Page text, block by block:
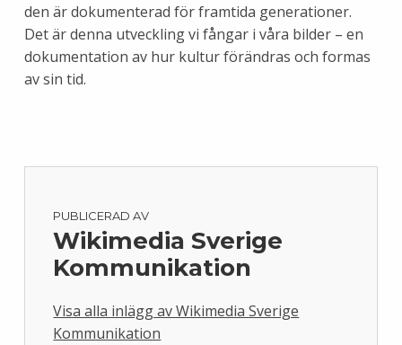
den är dokumenterad för framtida generationer.
Det är denna utveckling vi fångar i våra bilder – en
dokumentation av hur kultur förändras och formas
av sin tid.
PUBLICERAD AV
Wikimedia Sverige
Kommunikation
Visa alla inlägg av Wikimedia Sverige
Kommunikation